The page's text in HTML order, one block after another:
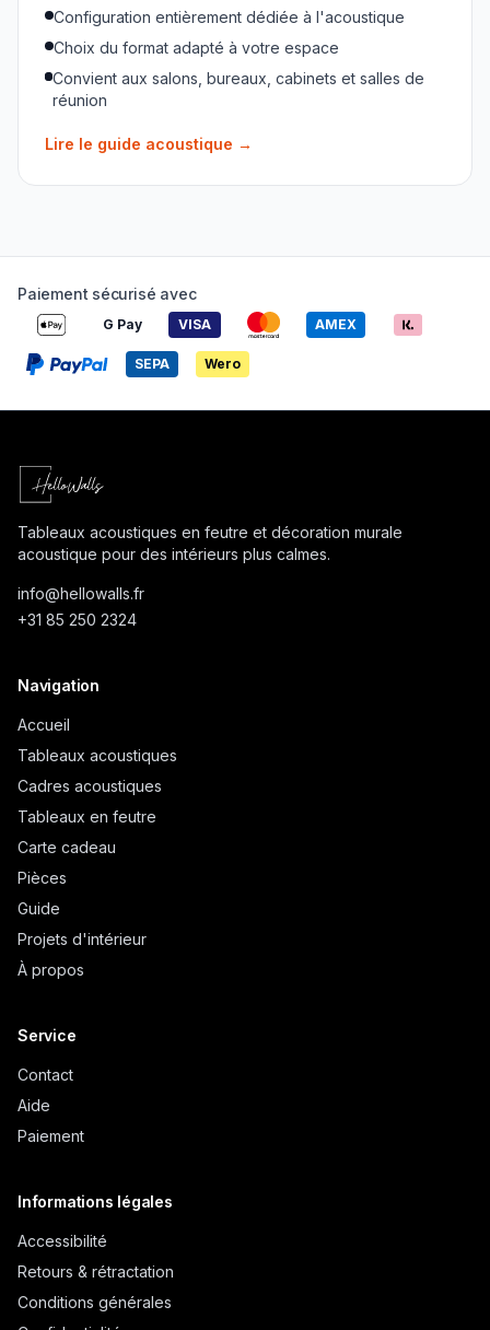
Configuration entièrement dédiée à l'acoustique
Choix du format adapté à votre espace
Convient aux salons, bureaux, cabinets et salles de
réunion
Lire le guide acoustique →
Paiement sécurisé avec
G Pay VISA AMEX
SEPA Wero
Tableaux acoustiques en feutre et décoration murale
acoustique pour des intérieurs plus calmes.
info@hellowalls.fr
+31 85 250 2324
Navigation
Accueil
Tableaux acoustiques
Cadres acoustiques
Tableaux en feutre
Carte cadeau
Pièces
Guide
Projets d'intérieur
À propos
Service
Contact
Aide
Paiement
Informations légales
Accessibilité
Retours & rétractation
Conditions générales